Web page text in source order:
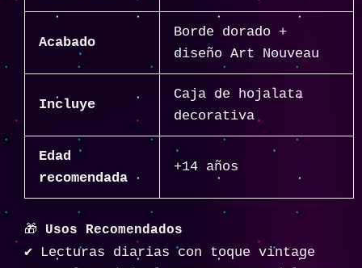
Acabado
Borde dorado +
diseño Art Nouveau
Incluye
Caja de hojalata
decorativa
Edad
recomendada
+14 años
🎁 Usos Recomendados
✔️ Lecturas diarias con toque vintage